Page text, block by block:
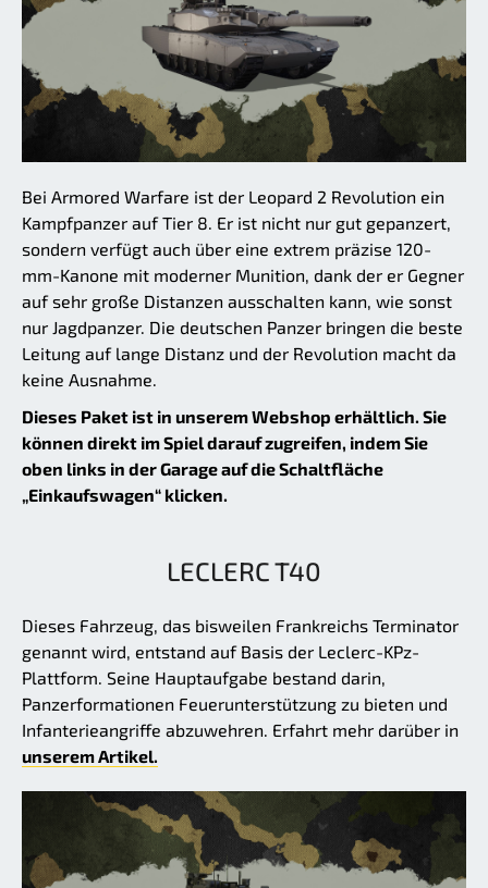
Bei Armored Warfare ist der Leopard 2 Revolution ein
Kampfpanzer auf Tier 8. Er ist nicht nur gut gepanzert,
sondern verfügt auch über eine extrem präzise 120-
mm-Kanone mit moderner Munition, dank der er Gegner
auf sehr große Distanzen ausschalten kann, wie sonst
nur Jagdpanzer. Die deutschen Panzer bringen die beste
Leitung auf lange Distanz und der Revolution macht da
keine Ausnahme.
Dieses Paket ist in unserem Webshop erhältlich. Sie
können direkt im Spiel darauf zugreifen, indem Sie
oben links in der Garage auf die Schaltfläche
„Einkaufswagen“ klicken.
LECLERC T40
Dieses Fahrzeug, das bisweilen Frankreichs Terminator
genannt wird, entstand auf Basis der Leclerc-KPz-
Plattform. Seine Hauptaufgabe bestand darin,
Panzerformationen Feuerunterstützung zu bieten und
Infanterieangriffe abzuwehren. Erfahrt mehr darüber in
unserem Artikel.